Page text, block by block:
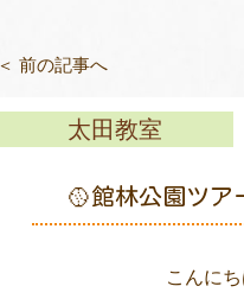
＜ 前の記事へ
太田教室
🥎館林公園ツア
こんに